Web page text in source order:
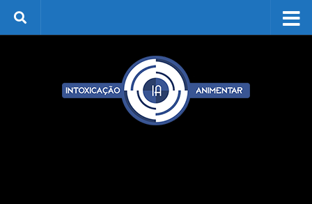
Skip to content